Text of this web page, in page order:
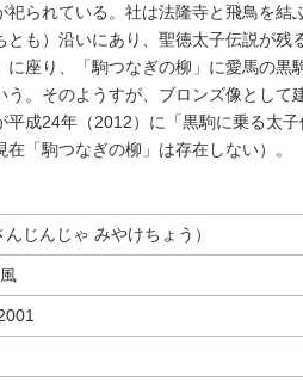
られている。社は法隆寺と飛鳥を結
とも）沿いにあり、聖徳太子伝説が残
座り、「駒つなぎの柳」に愛馬の黒
う。そのようすが、ブロンズ像として
平成24年（2012）に「黒駒に乗る太子
「駒つなぎの柳」は存在しない）。
じんじゃ みやけちょう）